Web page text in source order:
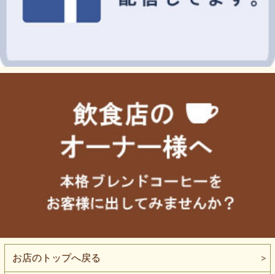
お店のトップへ戻る